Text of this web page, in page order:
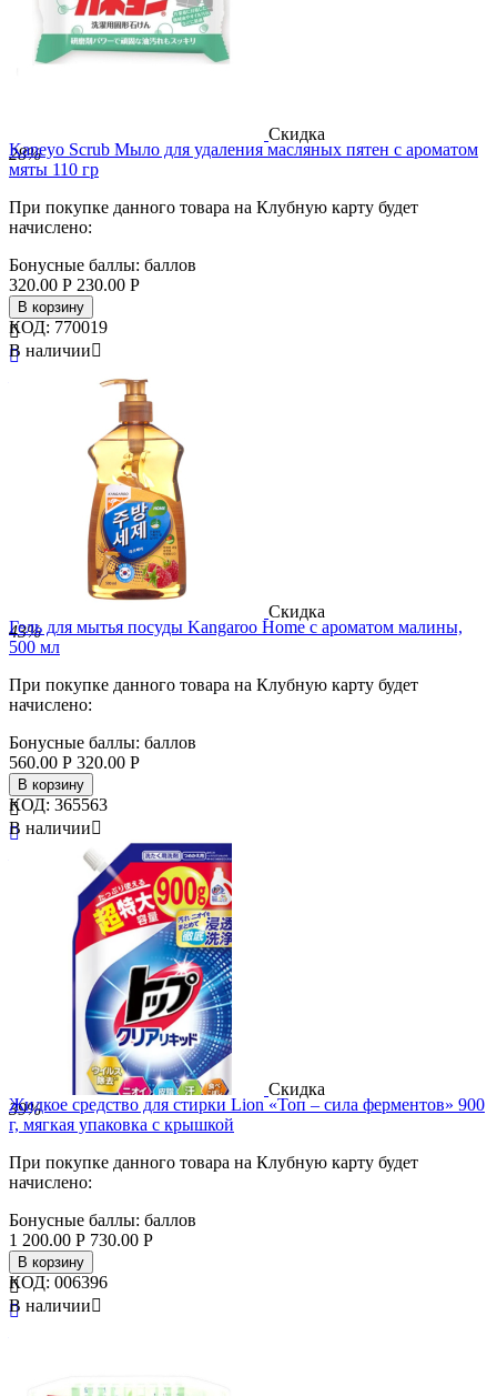
Скидка
28%
Kaneyo Scrub Мыло для удаления масляных пятен с ароматом
мяты 110 гр
При покупке данного товара на Клубную карту будет
начислено:
Бонусные баллы: баллов
320.00 Р 230.00 Р
В корзину


KaneyoСтрана
КОД: 770019
В наличии
Скидка
43%
Гель для мытья посуды Kangaroo Home с ароматом малины,
500 мл
При покупке данного товара на Клубную карту будет
начислено:
Бонусные баллы: баллов
560.00 Р 320.00 Р
В корзину


Kangaroo СтранаЮ. Корея
КОД: 365563
В наличии
Скидка
39%
Жидкое средство для стирки Lion «Топ – сила ферментов» 900
г, мягкая упаковка с крышкой
При покупке данного товара на Клубную карту будет
начислено:
Бонусные баллы: баллов
1 200.00 Р 730.00 Р
В корзину


КОД: 006396
В наличии